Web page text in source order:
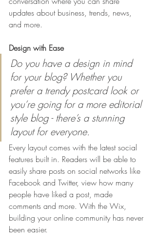
updates about business, trends, news,
and more.
Design with Ease
Do you have a design in mind
for your blog? Whether you
prefer a trendy postcard look or
you’re going for a more editorial
style blog - there’s a stunning
layout for everyone.
Every layout comes with the latest social
features built in. Readers will be able to
easily share posts on social networks like
Facebook and Twitter, view how many
people have liked a post, made
comments and more. With the Wix,
building your online community has never
been easier.